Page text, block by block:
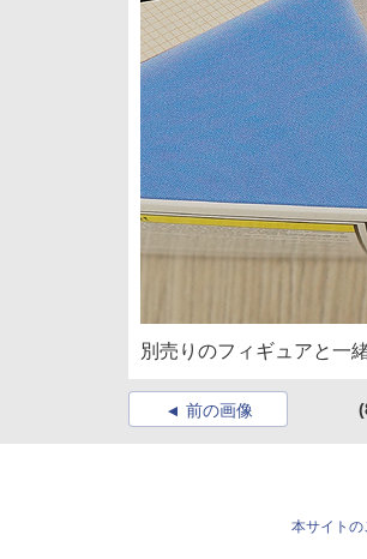
別売りのフィギュアと一
前の画像
本サイトの